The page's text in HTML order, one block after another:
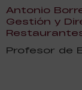
Antonio
Gestión y
Profesor de